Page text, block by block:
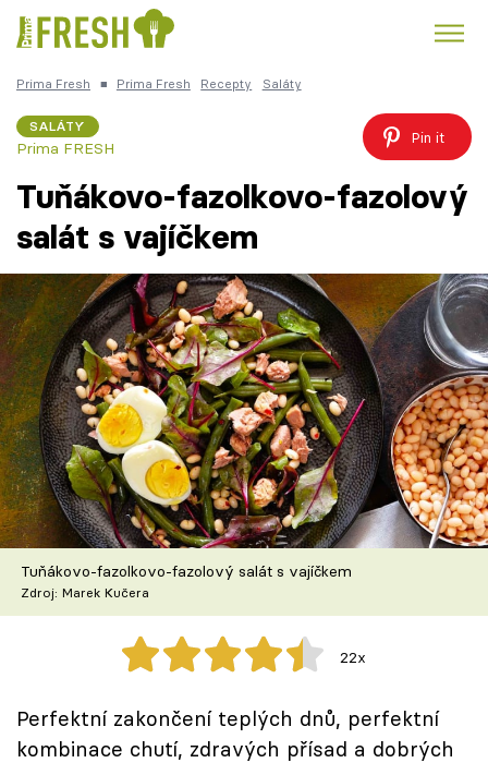
Česká kuchyně
Témata
Recepty
Články
TV Program
Škola vaření
Recepty z TV
Speciál: Cuketa
Těhotnej kuchař
Sledujte prima+
Prima Fresh ■ Prima Fresh Recepty Saláty
SALÁTY
Prima FRESH
Pin it
Tuňákovo-fazolkovo-fazolový
salát s vajíčkem
Tuňákovo-fazolkovo-fazolový salát s vajíčkem
Zdroj: Marek Kučera
22x
Perfektní zakončení teplých dnů, perfektní
kombinace chutí, zdravých přísad a dobrých